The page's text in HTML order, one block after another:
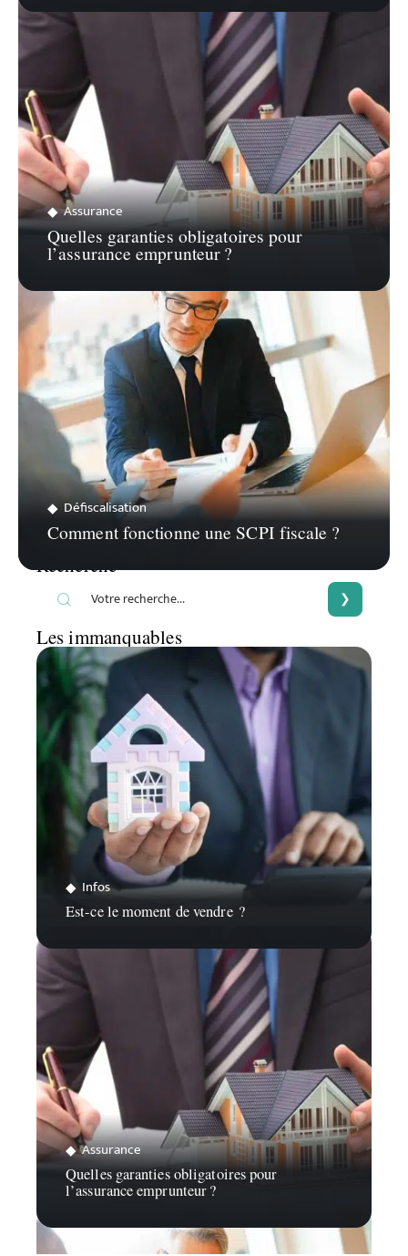
Assurance
Quelles garanties obligatoires pour
l’assurance emprunteur ?
Défiscalisation
Comment fonctionne une SCPI fiscale ?
Recherche
Les immanquables
Infos
Est-ce le moment de vendre ?
Assurance
Quelles garanties obligatoires pour
l’assurance emprunteur ?